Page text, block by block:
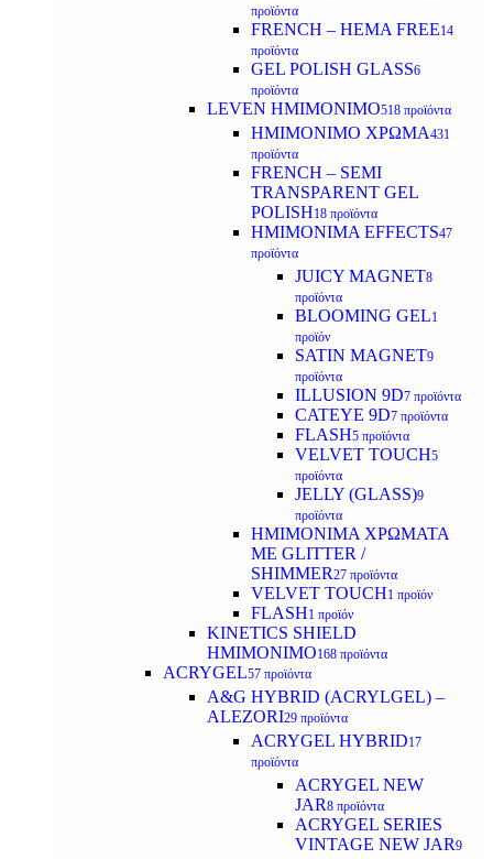
προϊόντα
FRENCH – HEMA FREE14
προϊόντα
GEL POLISH GLASS6
προϊόντα
LEVEN ΗΜΙΜΟΝΙΜΟ518 προϊόντα
ΗΜΙΜΟΝΙΜΟ ΧΡΩΜΑ431
προϊόντα
FRENCH – SEMI
TRANSPARENT GEL
POLISH18 προϊόντα
HMIMONIMA EFFECTS47
προϊόντα
JUICY MAGNET8
προϊόντα
BLOOMING GEL1
προϊόν
SATIN MAGNET9
προϊόντα
ILLUSION 9D7 προϊόντα
CATEYE 9D7 προϊόντα
FLASH5 προϊόντα
VELVET TOUCH5
προϊόντα
JELLY (GLASS)9
προϊόντα
ΗΜΙΜΟΝΙΜA ΧΡΩΜΑΤΑ
ΜΕ GLITTER /
SHIMMER27 προϊόντα
VELVET TOUCH1 προϊόν
FLASH1 προϊόν
KINETICS SHIELD
ΗΜΙΜΟΝΙΜΟ168 προϊόντα
ACRYGEL57 προϊόντα
A&G HYBRID (ACRYLGEL) –
ALEZORI29 προϊόντα
ACRYGEL HYBRID17
προϊόντα
ACRYGEL NEW
JAR8 προϊόντα
ACRYGEL SERIES
VINTAGE NEW JAR9